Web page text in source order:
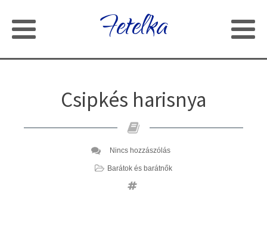
Fetelka
Csipkés harisnya
Nincs hozzászólás
Barátok és barátnők